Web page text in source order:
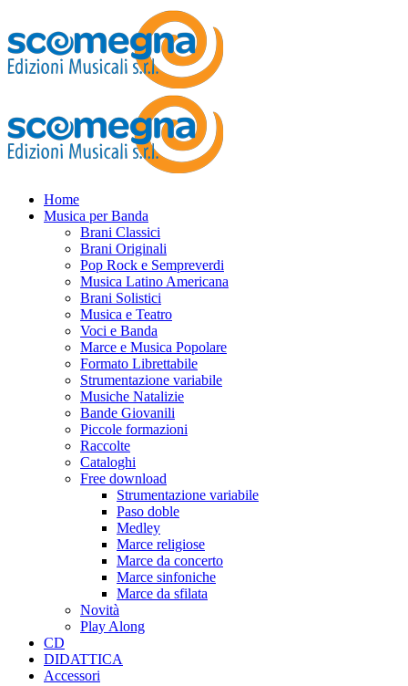
Home
Musica per Banda
Brani Classici
Brani Originali
Pop Rock e Sempreverdi
Musica Latino Americana
Brani Solistici
Musica e Teatro
Voci e Banda
Marce e Musica Popolare
Formato Librettabile
Strumentazione variabile
Musiche Natalizie
Bande Giovanili
Piccole formazioni
Raccolte
Cataloghi
Free download
Strumentazione variabile
Paso doble
Medley
Marce religiose
Marce da concerto
Marce sinfoniche
Marce da sfilata
Novità
Play Along
CD
DIDATTICA
Accessori